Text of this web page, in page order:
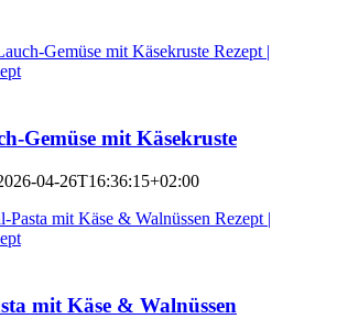
Gemüse mit Käsekruste
04-26T16:36:15+02:00
mit Käse & Walnüssen